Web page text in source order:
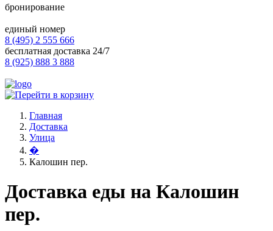
бронирование
единый номер
8 (495) 2 555 666
бесплатная доставка 24/7
8 (925) 888 3 888
Главная
Доставка
Улица
�
Калошин пер.
Доставка еды на Калошин
пер.